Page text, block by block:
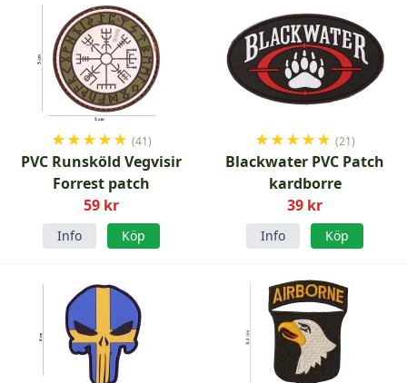
★★★★★ (41)
PVC Runsköld Vegvisir
Forrest patch
59 kr
Info Köp
★★★★★ (21)
Blackwater PVC Patch
kardborre
39 kr
Info Köp